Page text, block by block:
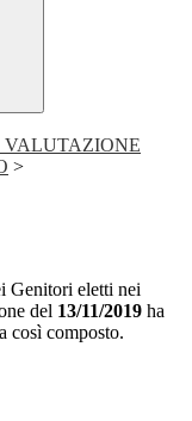
>
Genitori eletti nei
del 13/11/2019 ha
composto.